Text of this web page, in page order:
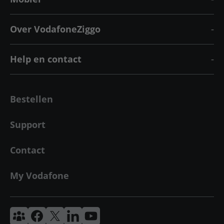
Over VodafoneZiggo
Help en contact
Bestellen
Support
Contact
My Vodafone
Vodafone & Ziggo Community
Vodafone Facebook
Vodafone XVodafoneZiggo LinkedIn
Vodafone YouTube